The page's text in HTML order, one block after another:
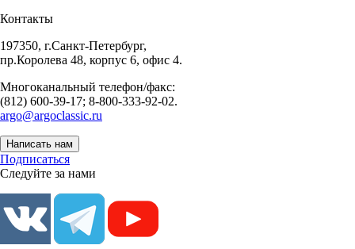
Контакты
197350, г.Санкт-Петербург,
пр.Королева 48, корпус 6, офис 4.
Многоканальный телефон/факс:
(812) 600-39-17; 8-800-333-92-02.
argo@argoclassic.ru
Написать нам
Подписаться
Следуйте за нами